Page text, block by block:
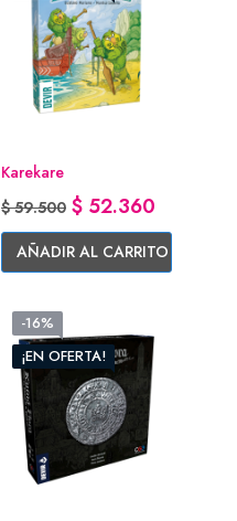
Karekare
Precio base
$ 59.500 Precio
$ 52.360
AÑADIR AL CARRITO
¡EN OFERTA!
-16%